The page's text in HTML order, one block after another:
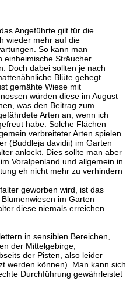
Angeführte gilt für die
wieder mehr auf die
So kann man
einheimische Sträucher
Doch dabei sollten je nach
Blüte gehegt
gemähte Wiese mit
würden diese im August
was den Beitrag zum
Arten an, wenn ich
habe. Solche Flächen
verbreiteter Arten spielen.
(Buddleja davidii) im Garten
anlockt. Dies sollte man aber
Voralpenland und allgemein in
eh nicht mehr zu verhindern
geworben wird, ist das
im Garten
diese niemals erreichen
in sensiblen Bereichen,
der Mittelgebirge,
der Pisten, also leider
werden können). Man kann sich
Durchführung gewährleistet